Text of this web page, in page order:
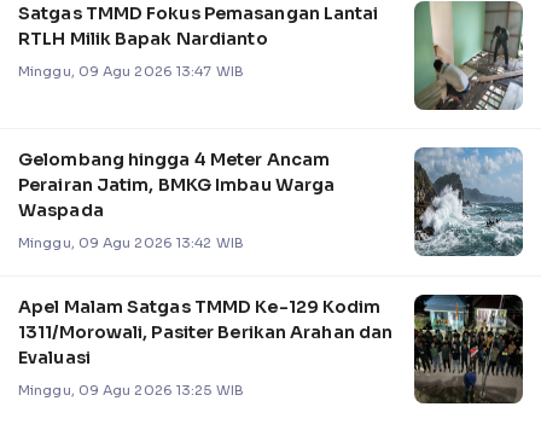
Satgas TMMD Fokus Pemasangan Lantai
RTLH Milik Bapak Nardianto
Minggu, 09 Agu 2026 13:47 WIB
Gelombang hingga 4 Meter Ancam
Perairan Jatim, BMKG Imbau Warga
Waspada
Minggu, 09 Agu 2026 13:42 WIB
Apel Malam Satgas TMMD Ke-129 Kodim
1311/Morowali, Pasiter Berikan Arahan dan
Evaluasi
Minggu, 09 Agu 2026 13:25 WIB